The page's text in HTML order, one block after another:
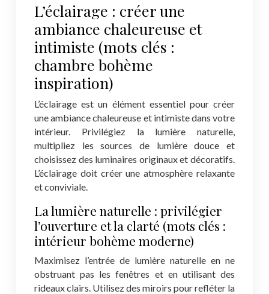
L’éclairage : créer une
ambiance chaleureuse et
intimiste (mots clés :
chambre bohème
inspiration)
L’éclairage est un élément essentiel pour créer
une ambiance chaleureuse et intimiste dans votre
intérieur. Privilégiez la lumière naturelle,
multipliez les sources de lumière douce et
choisissez des luminaires originaux et décoratifs.
L’éclairage doit créer une atmosphère relaxante
et conviviale.
La lumière naturelle : privilégier
l’ouverture et la clarté (mots clés :
intérieur bohème moderne)
Maximisez l’entrée de lumière naturelle en ne
obstruant pas les fenêtres et en utilisant des
rideaux clairs. Utilisez des miroirs pour refléter la